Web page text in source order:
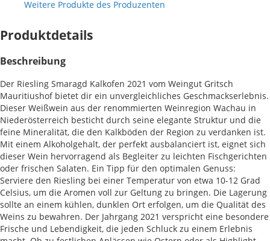
Weitere Produkte des Produzenten
Produktdetails
Beschreibung
Der Riesling Smaragd Kalkofen 2021 vom Weingut Gritsch
Mauritiushof bietet dir ein unvergleichliches Geschmackserlebnis.
Dieser Weißwein aus der renommierten Weinregion Wachau in
Niederösterreich besticht durch seine elegante Struktur und die
feine Mineralität, die den Kalkböden der Region zu verdanken ist.
Mit einem Alkoholgehalt, der perfekt ausbalanciert ist, eignet sich
dieser Wein hervorragend als Begleiter zu leichten Fischgerichten
oder frischen Salaten. Ein Tipp für den optimalen Genuss:
Serviere den Riesling bei einer Temperatur von etwa 10-12 Grad
Celsius, um die Aromen voll zur Geltung zu bringen. Die Lagerung
sollte an einem kühlen, dunklen Ort erfolgen, um die Qualität des
Weins zu bewahren. Der Jahrgang 2021 verspricht eine besondere
Frische und Lebendigkeit, die jeden Schluck zu einem Erlebnis